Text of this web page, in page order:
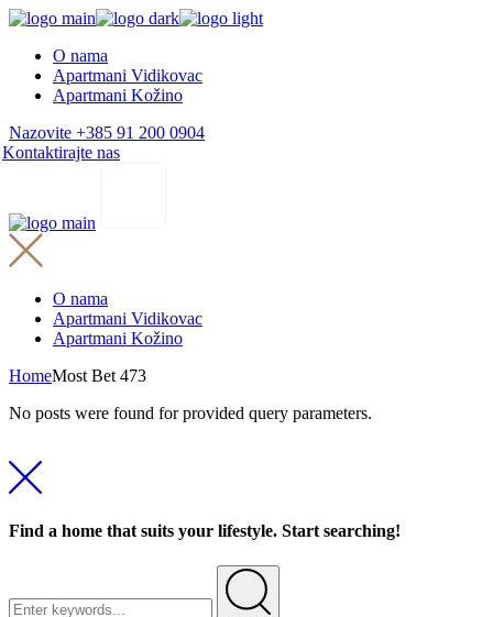
Skip
content
O nama
Apartmani Vidikovac
Apartmani Kožino
Nazovite +385 91 200 0904
Kontaktirajte nas
O nama
Apartmani Vidikovac
Apartmani Kožino
HomeMost Bet 473
No posts were found for provided query parameters.
Find a home that suits your lifestyle. Start searching!